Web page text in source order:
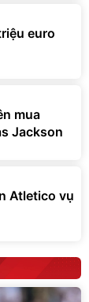
euro
mua
Jackson
Atletico vụ